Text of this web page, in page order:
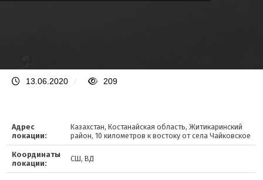
13.06.2020 / 209
Адрес
локации:
Казахстан, Костанайская область, Житикаринский
район, 10 километров к востоку от села Чайковское
Координаты
локации:
СШ, ВД